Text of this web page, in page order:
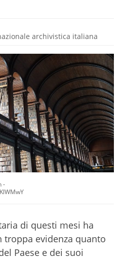
archivistica italiana
-
di questi mesi ha
evidenza quanto
Paese e dei suoi